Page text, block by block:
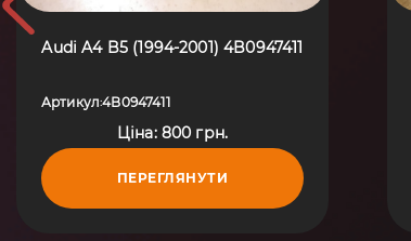
Audi A4 B5 (1994-2001) 4B0947411
Артикул:4B0947411
Ціна: 800 грн.
ПЕРЕГЛЯНУТИ